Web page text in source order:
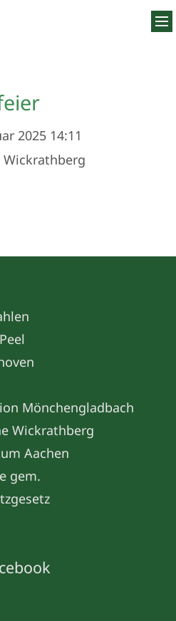
2025 14:11
Wickrathberg
Mönchengladbach
Wickrathberg
Aachen
gem.